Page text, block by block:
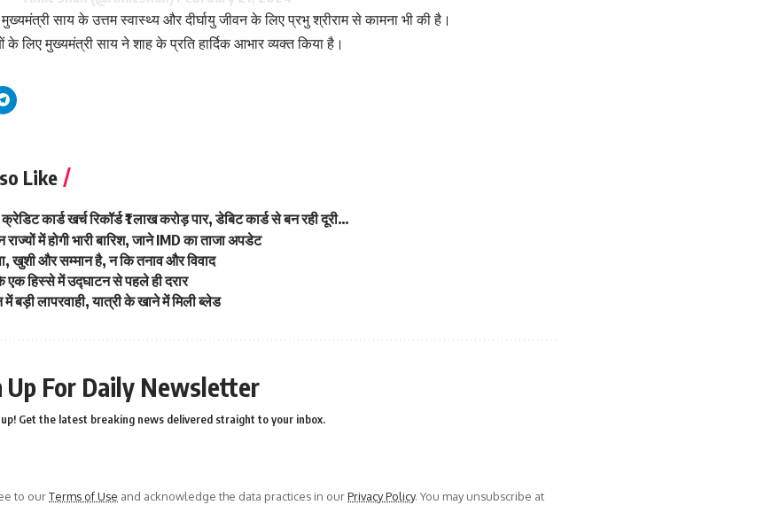
साय के उत्तम स्वास्थ्य और दीर्घायु जीवन के लिए प्रभु श्रीराम से कामना भी की है।
लिए मुख्यमंत्री साय ने शाह के प्रति हार्दिक आभार व्यक्त किया है।
Like
कार्ड खर्च रिकॉर्ड ₹1 लाख करोड़ पार, डेबिट कार्ड से बन रही दूरी…
में होगी भारी बारिश, जाने IMD का ताजा अपडेट
खुशी और सम्मान है, न कि तनाव और विवाद
एक हिस्से में उद्घाटन से पहले ही दरार
बड़ी लापरवाही, यात्री के खाने में मिली ब्लेड
Up For Daily Newsletter
Get the latest breaking news delivered straight to your inbox.
to ourTerms of Use and acknowledge the data practices in ourPrivacy Policy. You may unsubscribe at